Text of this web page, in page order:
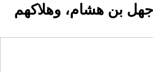
جهل بن هشام، وهلاكهم